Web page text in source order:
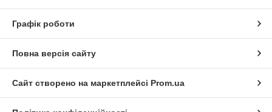
Графік роботи
Повна версія сайту
Сайт створено на маркетплейсі Prom.ua